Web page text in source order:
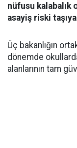
nüfusu kalabalık
asayiş riski
Üç bakanlığın
dönemde
alanlarının tam